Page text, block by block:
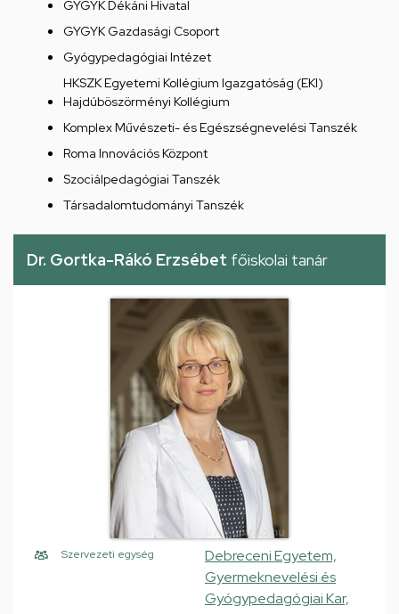
GYGYK Dékáni Hivatal
GYGYK Gazdasági Csoport
Gyógypedagógiai Intézet
HKSZK Egyetemi Kollégium Igazgatóság (EKI)
Hajdúböszörményi Kollégium
Komplex Művészeti- és Egészségnevelési Tanszék
Roma Innovációs Központ
Szociálpedagógiai Tanszék
Társadalomtudományi Tanszék
Dr. Gortka-Rákó Erzsébet főiskolai tanár
Szervezeti egység
Debreceni Egyetem,
Gyermeknevelési és
Gyógypedagógiai Kar,